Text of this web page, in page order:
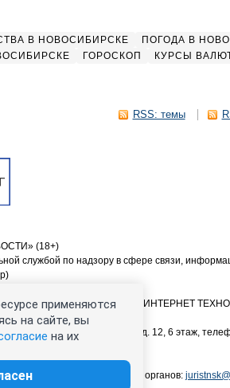
В НОВОСИБИРСКЕ ПОГОДА В
ГОРОСКОП КУРСЫ
RSS: темы
(18+)
службой по надзору в сфере связи,
ответственностью «ИНТЕРНЕТ
Елена Александровна
Новосибирск, ул. Ленина, д. 12, 6 этаж,
ngs@shkulev.ru
и государственных органов:
применяются
на сайте, вы
на их